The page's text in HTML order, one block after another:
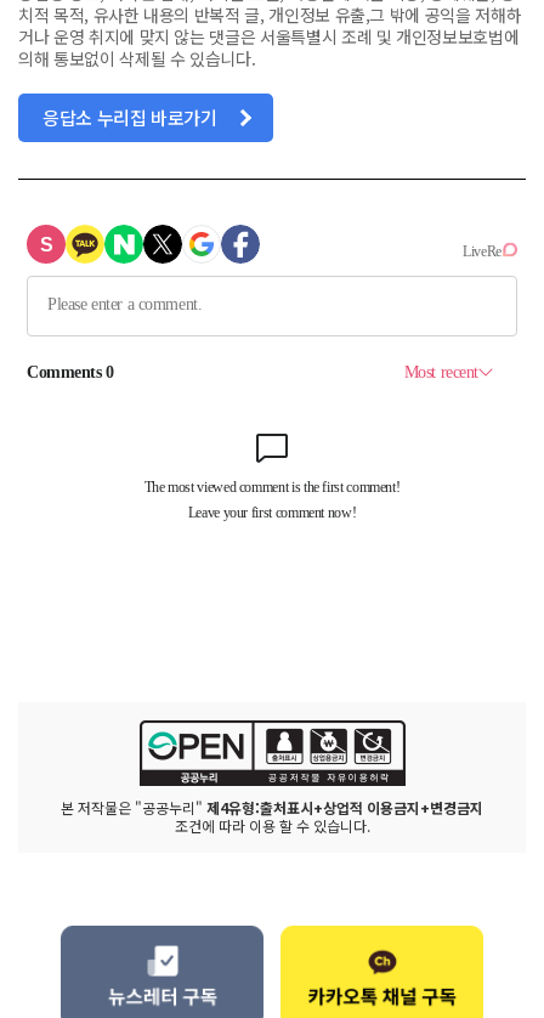
치적 목적, 유사한 내용의 반복적 글, 개인정보 유출,그 밖에 공익을 저해하
거나 운영 취지에 맞지 않는 댓글은 서울특별시 조례 및 개인정보보호법에
의해 통보없이 삭제될 수 있습니다.
응답소 누리집 바로가기
본 저작물은 "공공누리" 제4유형:출처표시+상업적 이용금지+변경금지
조건에 따라 이용 할 수 있습니다.